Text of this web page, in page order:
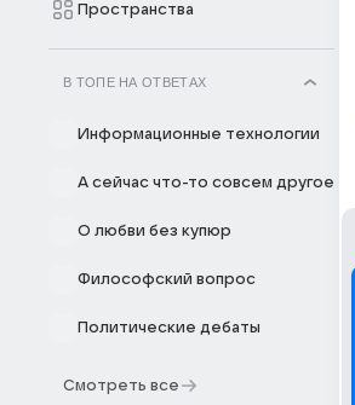
Пространства
В ТОПЕ НА ОТВЕТАХ
Информационные технологии
А сейчас что-то совсем другое
О любви без купюр
Философский вопрос
Политические дебаты
Смотреть все